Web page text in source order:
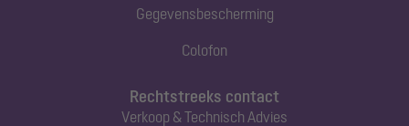
Rechtstreeks contact
Verkoop & Technisch Advies
Gegevensbescherming
Colofon